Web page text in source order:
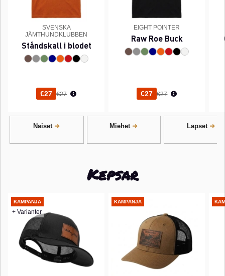
SVENSKA
JÄMTHUNDKLUBBEN
Ståndskall i blodet
€27 Normaali hinta
€27
EIGHT POINTER
Raw Roe Buck
€27 Normaali hinta
€27
Naiset Miehet Lapset
Kepsar
KAMPANJA
+ Varianter
KAMPANJA